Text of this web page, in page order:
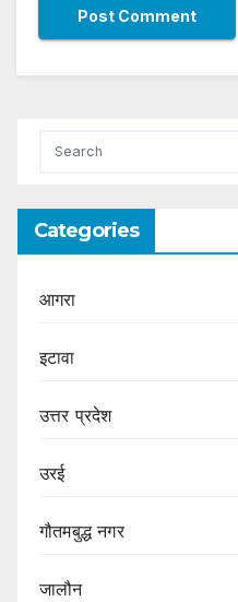
Categories
आगरा
इटावा
उत्तर प्रदेश
उरई
गौतमबुद्ध नगर
जालौन